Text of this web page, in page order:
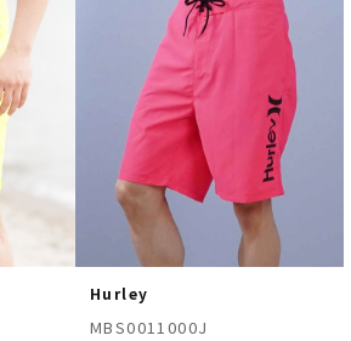
Hurley
MBS0011000J